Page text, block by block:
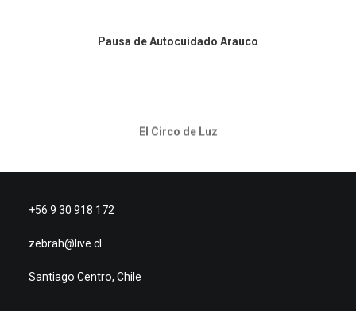
Pausa de Autocuidado Arauco
+56 9 30 918 172
zebrah@live.cl
Santiago Centro, Chile